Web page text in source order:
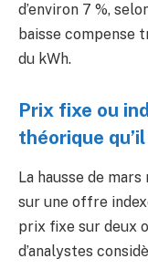
d’environ 7 %,
baisse compense
du kWh.
Prix fixe ou
théorique
La hausse de
sur une offre
prix fixe sur deux
d’analystes